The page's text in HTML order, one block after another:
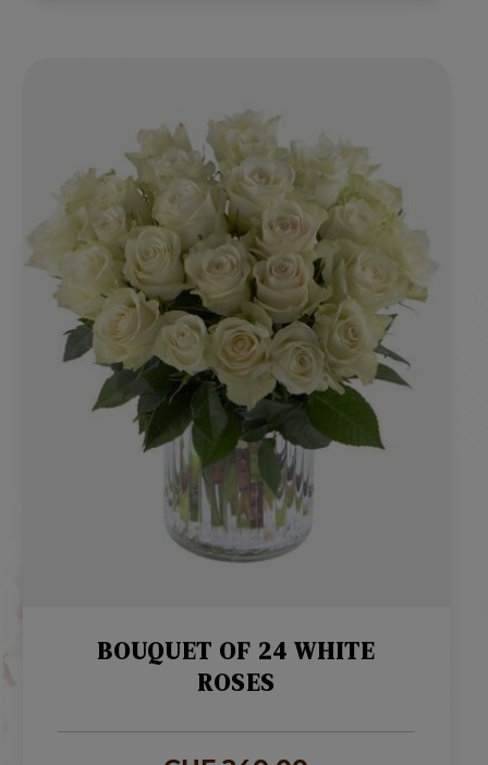
BOUQUET OF 24 WHITE
ROSES